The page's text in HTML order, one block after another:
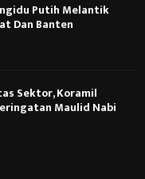
Putih Melantik
Dan Banten
Sektor, Koramil
Maulid Nabi